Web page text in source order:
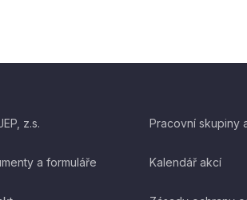
z.s. Pracovní skupiny
a formuláře Kalendář akcí